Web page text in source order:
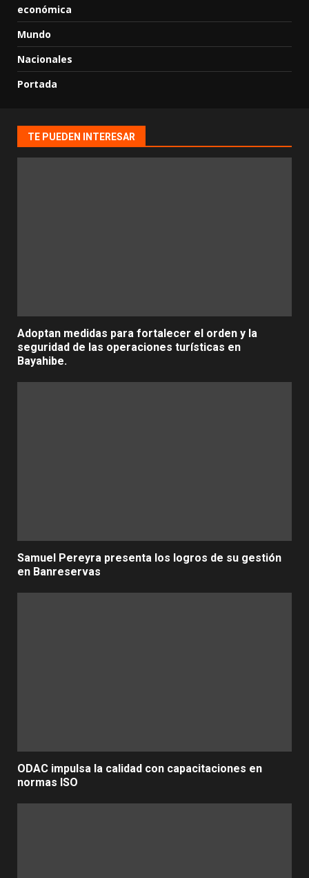
económica
Mundo
Nacionales
Portada
TE PUEDEN INTERESAR
Adoptan medidas para fortalecer el orden y la
seguridad de las operaciones turísticas en
Bayahibe.
Samuel Pereyra presenta los logros de su gestión
en Banreservas
ODAC impulsa la calidad con capacitaciones en
normas ISO